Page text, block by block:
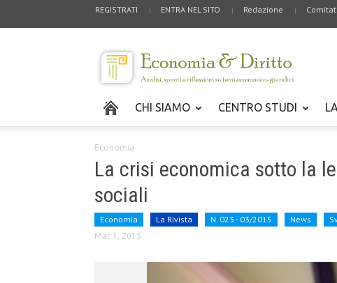
REGISTRATI ENTRA NEL SITO Redazione
CHI SIAMO CENTRO STUDI
Economia
La crisi economica sotto la
sociali
Economia La Rivista N. 023 - 03/2015 News
Mar 1, 2015